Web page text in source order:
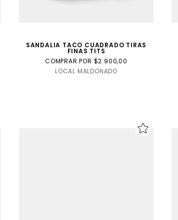
SANDALIA TACO CUADRADO TIRAS
FINAS TITS
COMPRAR POR $2.900,00
LOCAL MALDONADO